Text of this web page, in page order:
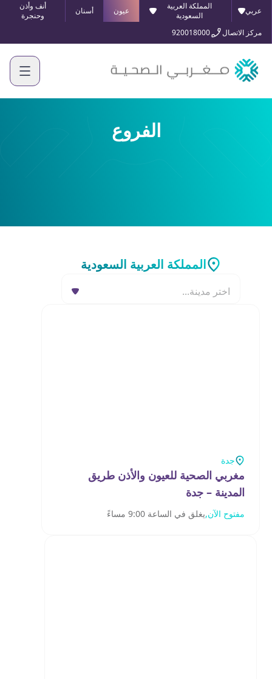
عربي
المملكة العربية
السعودية
عيون أسنان
أنف وأذن
وحنجرة
مركز الاتصال
920018000
الفروع
المملكة العربية السعودية
اختر مدينة...
جدة
مغربي الصحية للعيون والأذن طريق
المدينة – جدة‎
مفتوح الآن,يغلق في الساعة 9:00 مساءً